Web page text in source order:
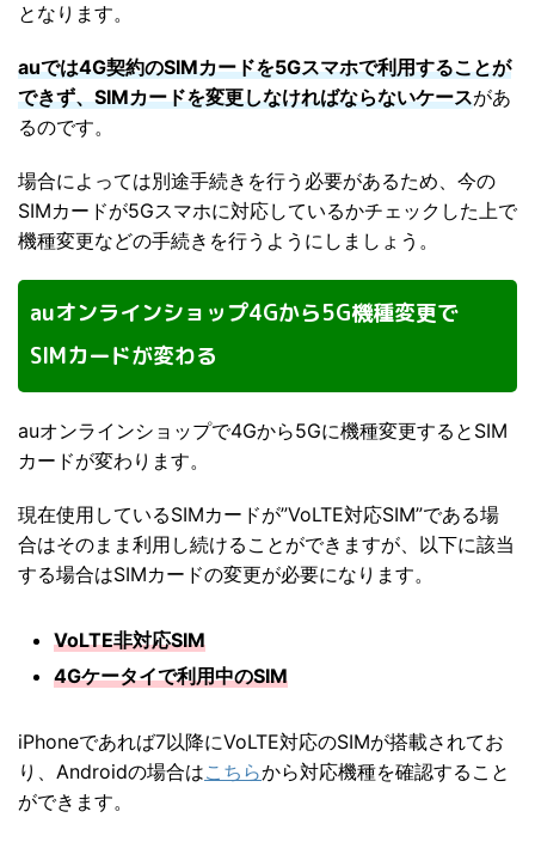
となります。
auでは4G契約のSIMカードを5Gスマホで利用することが
できず、SIMカードを変更しなければならないケースがあ
るのです。
場合によっては別途手続きを行う必要があるため、今の
SIMカードが5Gスマホに対応しているかチェックした上で
機種変更などの手続きを行うようにしましょう。
auオンラインショップ4Gから5G機種変更で
SIMカードが変わる
auオンラインショップで4Gから5Gに機種変更するとSIM
カードが変わります。
現在使用しているSIMカードが”VoLTE対応SIM”である場
合はそのまま利用し続けることができますが、以下に該当
する場合はSIMカードの変更が必要になります。
VoLTE非対応SIM
4Gケータイで利用中のSIM
iPhoneであれば7以降にVoLTE対応のSIMが搭載されてお
り、Androidの場合はこちらから対応機種を確認すること
ができます。